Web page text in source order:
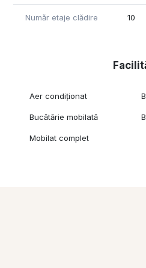
toate facilitatile urbane.
Număr etaje clădire 10
Aer condiționat
Bucătărie mobilată
Mobilat complet